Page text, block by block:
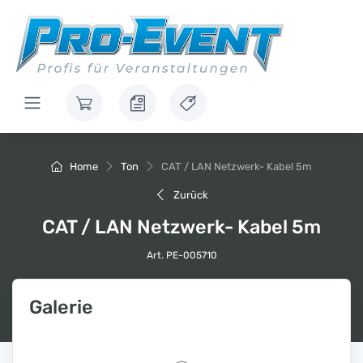
Home Ton CAT / LAN Netzwerk- Kabel 5m
Zurück
CAT / LAN Netzwerk- Kabel 5m
Art. PE-005710
Galerie